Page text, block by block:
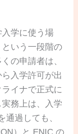
学に使う場
いう一段階の
の申請者は、
入学許可が出
イナで正式に
務上は、入学
通過しても、